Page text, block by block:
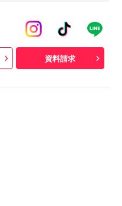
資料請求